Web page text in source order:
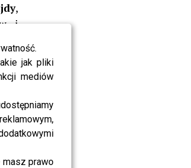
jak pliki
mediów
masz prawo
,
i
w
na
i